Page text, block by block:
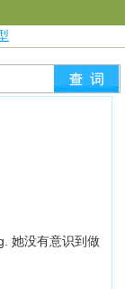
她没有意识到做